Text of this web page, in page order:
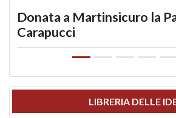
Donata a Martinsicuro la
Carapucci
LIBRERIA DELLE